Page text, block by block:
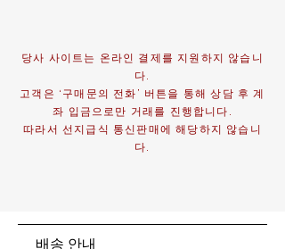
당사 사이트는 온라인 결제를 지원하지 않습니
다.
고객은 ‘구매문의 전화’ 버튼을 통해 상담 후 계
좌 입금으로만 거래를 진행합니다.
따라서 선지급식 통신판매에 해당하지 않습니
다.
배송 안내